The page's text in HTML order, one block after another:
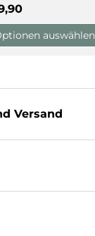
Preis
auswählen
Versand